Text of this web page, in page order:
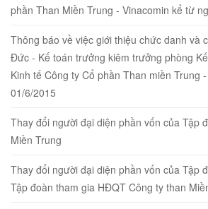
phần Than Miền Trung - Vinacomin kể từ
Thông báo về việc giới thiệu chức danh và
Đức - Kế toán trưởng kiêm trưởng phòng
Kinh tế Công ty Cổ phần Than miền Trung
01/6/2015
Thay đổi người đại diện phần vốn của Tập
Miền Trung
Thay đổi người đại diện phần vốn của Tập
Tập đoàn tham gia HĐQT Công ty than